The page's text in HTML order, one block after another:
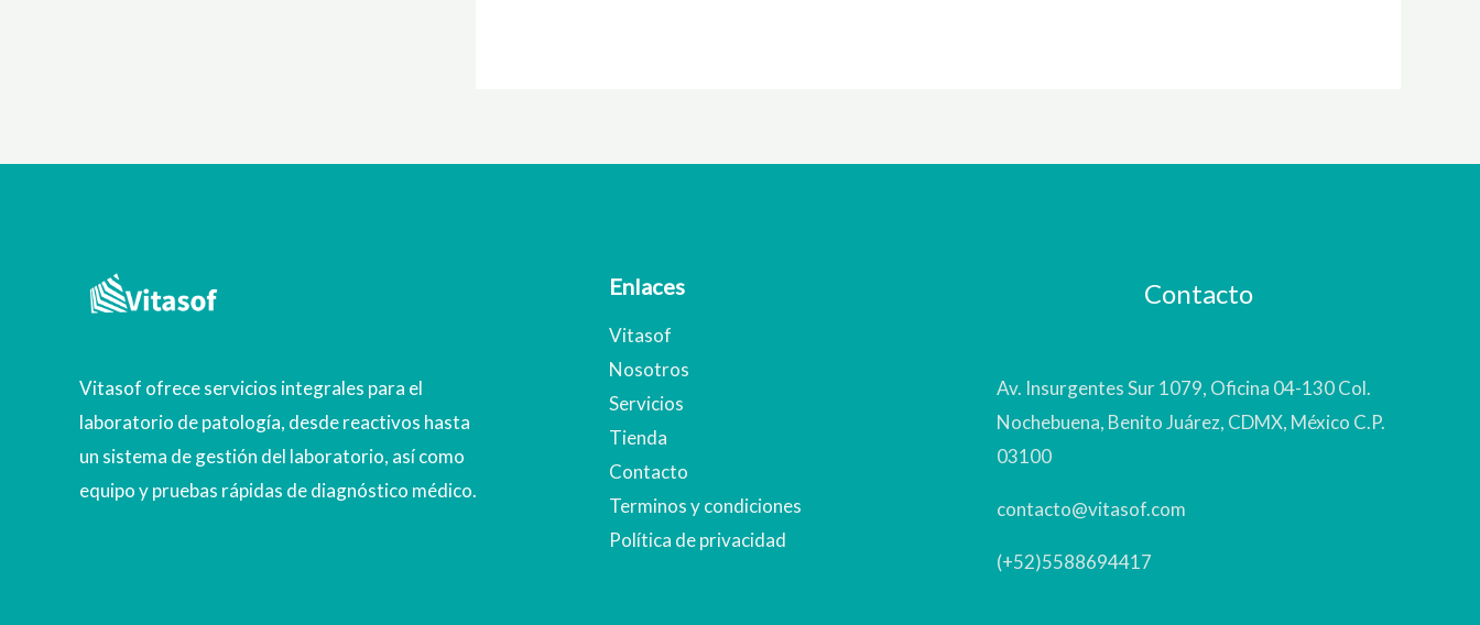
Vitasof ofrece servicios integrales para el
laboratorio de patología, desde reactivos hasta
un sistema de gestión del laboratorio, así como
equipo y pruebas rápidas de diagnóstico médico.
Enlaces
Vitasof
Nosotros
Servicios
Tienda
Contacto
Terminos y condiciones
Política de privacidad
Contacto
Av. Insurgentes Sur 1079, Oficina 04-130 Col.
Nochebuena, Benito Juárez, CDMX, México C.P.
03100
contacto@vitasof.com
(+52)5588694417